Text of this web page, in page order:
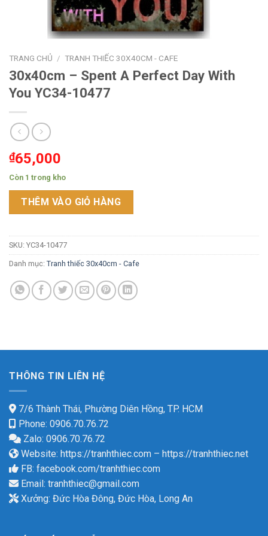
TRANG CHỦ / TRANH THIẾC 30X40CM - CAFE
30x40cm – Spent A Perfect Day With
You YC34-10477
₫65,000
Còn 1 trong kho
THÊM VÀO GIỎ HÀNG
SKU: YC34-10477
Danh mục: Tranh thiếc 30x40cm - Cafe
THÔNG TIN LIÊN HỆ
7/6 Thành Thái, Phường Diên Hồng, TP. HCM
Phone: 0906.70.76.72
Zalo: 0906.70.76.72
Website: https://tranhthiec.com – https://tranhthiec.net
FB: facebook.com/tranhthiec.com
Email: tranhthiec@gmail.com
Xưởng: Đức Hòa Đông, Đức Hòa, Long An